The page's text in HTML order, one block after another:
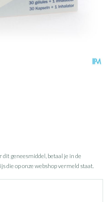
geneesmiddel, betaal je in de
die op onze webshop vermeld staat.